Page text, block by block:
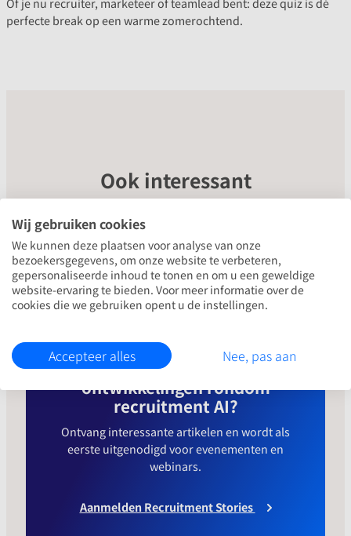
perfecte break op een warme zomerochtend.
Ook interessant
Op de hoogte blijven van alle
ontwikkelingen rondom
recruitment AI?
Ontvang interessante artikelen en wordt als
eerste uitgenodigd voor evenementen en
webinars.
Aanmelden Recruitment Stories
Wij gebruiken cookies
We kunnen deze plaatsen voor analyse van onze
bezoekersgegevens, om onze website te verbeteren,
gepersonaliseerde inhoud te tonen en om u een geweldige
website-ervaring te bieden. Voor meer informatie over de
cookies die we gebruiken opent u de instellingen.
Accepteer alles Nee, pas aan